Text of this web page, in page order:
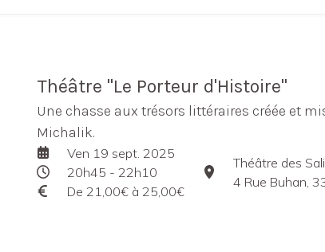
Théâtre "Le Porteur d'Histoire"
Une chasse aux trésors littéraires créée et
Michalik.
Ven 19 sept. 2025
20h45 - 22h10
De 21,00€ à 25,00€
Théâtre des
4 Rue Buhan,